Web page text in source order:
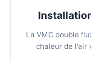
La VMC double
chaleur de l'air